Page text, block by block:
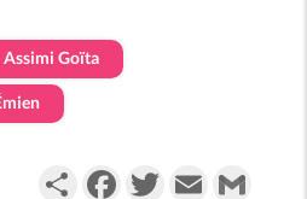
Assimi Goïta
PartagerFacebookTwitterEmail